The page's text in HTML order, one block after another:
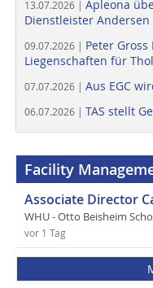
13.07.2026 | Apleona
Dienstleister Andersen
09.07.2026 | Peter
Liegenschaften für
07.07.2026 | Aus EGC
06.07.2026 | TAS stellt
Facility
Associate Director
WHU - Otto Beisheim
vor 1 Tag